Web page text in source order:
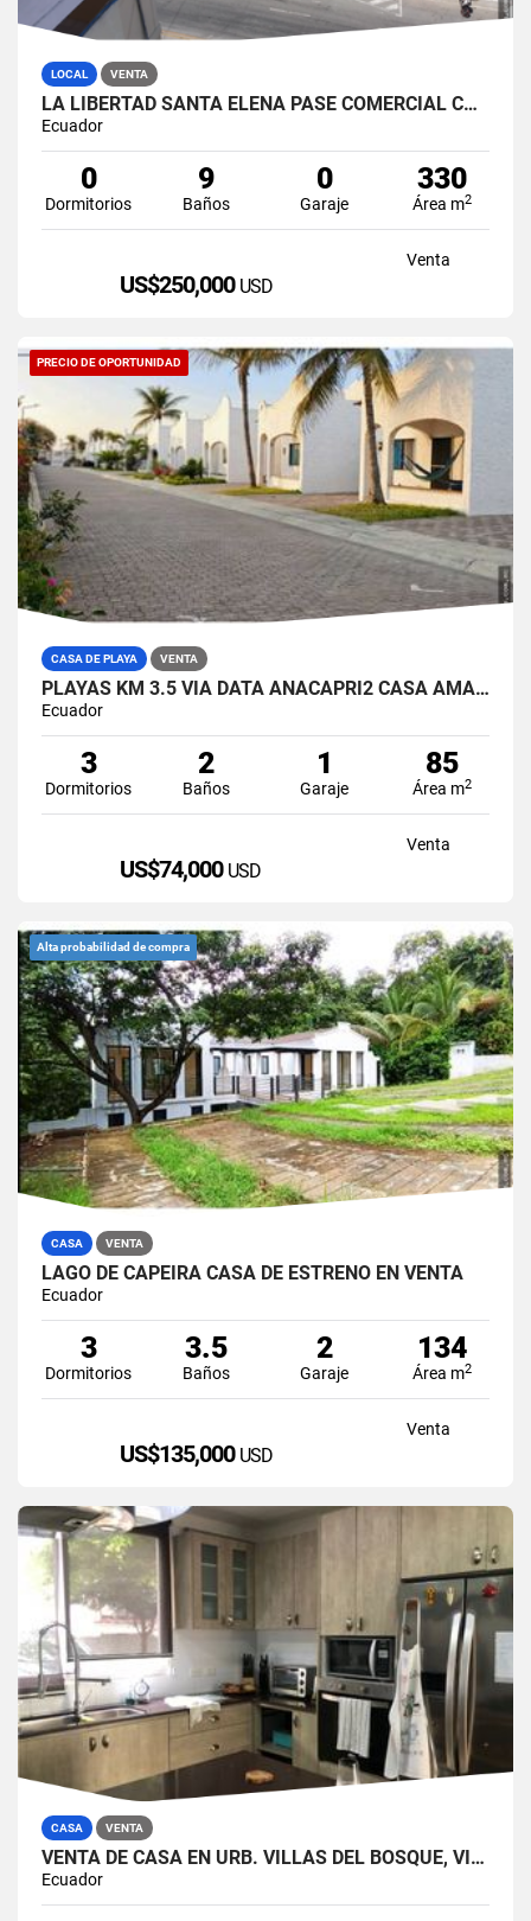
LOCAL VENTA
LA LIBERTAD SANTA ELENA PASE COMERCIAL CON 8 LOCALES EN VENTA
Ecuador
0
Dormitorios
9
Baños
0
Garaje
330
Área m2
Venta
US$250,000 USD
PRECIO DE OPORTUNIDAD
CASA DE PLAYA VENTA
PLAYAS KM 3.5 VIA DATA ANACAPRI2 CASA AMABLADA EN VENTA
Ecuador
3
Dormitorios
2
Baños
1
Garaje
85
Área m2
Venta
US$74,000 USD
Alta probabilidad de compra
CASA VENTA
LAGO DE CAPEIRA CASA DE ESTRENO EN VENTA
Ecuador
3
Dormitorios
3.5
Baños
2
Garaje
134
Área m2
Venta
US$135,000 USD
CASA VENTA
VENTA DE CASA EN URB. VILLAS DEL BOSQUE, VÍA A LA COSTA
Ecuador